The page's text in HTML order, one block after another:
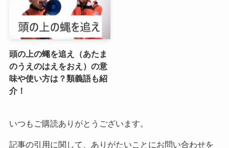
頭の上の蠅を追え（あたま
のうえのはえをおえ）の意
味や使い方は？類義語も紹
介！
いつもご購読ありがとうございます。
記事の引用に関して、ありがたいことにお問い合わせを